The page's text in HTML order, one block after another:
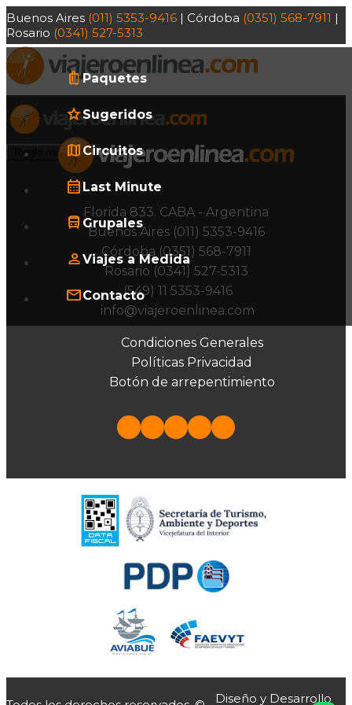
Buenos Aires (011) 5353-9416 | Córdoba (0351) 568-7911 |
Rosario (0341) 527-5313
Toggle navigation
Paquetes
Sugeridos
Circuitos
Last Minute
Grupales
Viajes a Medida
Contacto
Florida 833. CABA - Argentina
Buenos Aires (011) 5353-9416
Córdoba (0351) 568-7911
Rosario (0341) 527-5313
(549) 11 5353-9416
info@viajeroenlinea.com
Condiciones Generales
Políticas Privacidad
Botón de arrepentimiento
Diseño y Desarrollo